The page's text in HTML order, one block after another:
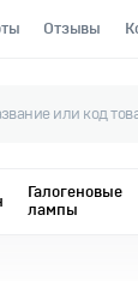
Отзывы
Галогеновые
лампы